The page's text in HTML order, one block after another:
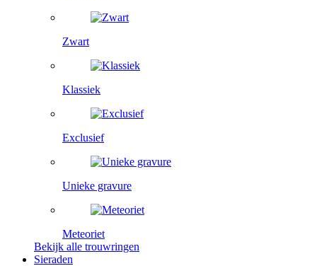
Zwart
Klassiek
Exclusief
Unieke gravure
Meteoriet
Bekijk alle trouwringen
Sieraden